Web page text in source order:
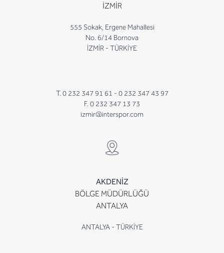
İZMİR
555 Sokak, Ergene Mahallesi
No. 6/14 Bornova
İZMİR - TÜRKİYE
T. 0 232 347 91 61 - 0 232 347 43 97
F. 0 232 347 13 73
izmir@interspor.com
AKDENİZ
BÖLGE MÜDÜRLÜĞÜ
ANTALYA
ANTALYA - TÜRKİYE